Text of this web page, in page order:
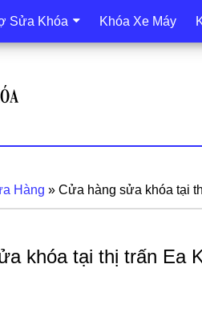
Sửa Khóa Khóa Xe Máy
Hàng » Cửa hàng sửa khóa tại
khóa tại thị trấn Ea